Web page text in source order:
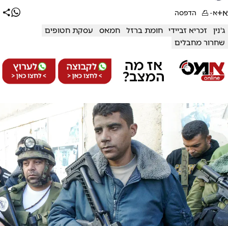
א+א- הדפסה
ג'נין זכריא זביידי חומת ברזל חמאס
עסקת חטופים
שחרור מחבלים